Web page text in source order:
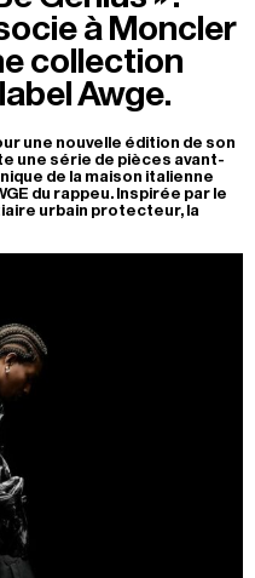
à Moncler
collection
Awge.
une nouvelle édition de son
une série de pièces avant-
de la maison italienne
du rappeu. Inspirée par le
urbain protecteur, la